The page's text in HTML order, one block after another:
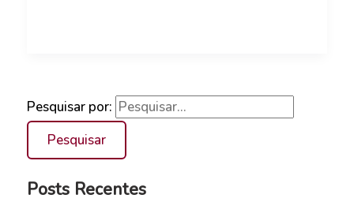
Pesquisar por:
Posts Recentes